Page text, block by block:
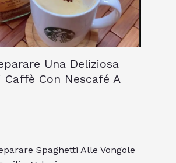
Una Deliziosa
Caffè Con Nescafé A